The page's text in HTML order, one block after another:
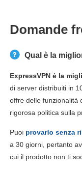
Domande
Qual è la
ExpressVPN è la
di server distribuiti in
offre delle funzionalità
rigorosa politica sulla
Puoi provarlo senza
a 30 giorni, pertanto
cui il prodotto non ti